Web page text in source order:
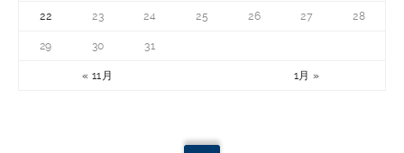
« 11月 1月 »
22 23 24 25 26 27 28
29 30 31